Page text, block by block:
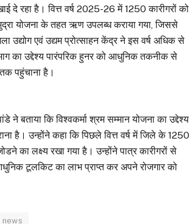
रहा है। वित्त वर्ष 2025-26 में 1250 कारीगरों को
योजना के तहत ऋण उपलब्ध कराया गया, जिससे
उद्योग एवं उद्यम प्रोत्साहन केंद्र ने इस वर्ष अधिक से
का उद्देश्य पारंपरिक हुनर को आधुनिक तकनीक से
पहुंचाना है।
ने बताया कि विश्वकर्मा श्रम सम्मान योजना का उद्देश्य
है। उन्होंने कहा कि पिछले वित्त वर्ष में जिले के 1250
का लक्ष्य रखा गया है। उन्होंने पात्र कारीगरों से
टूलकिट का लाभ प्राप्त कर अपने रोजगार को